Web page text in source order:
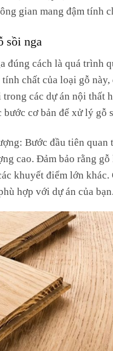
gian mang đậm tính
sồi nga
đúng cách là quá trình
chất của loại gỗ
các dự án nội thất
bước cơ bản để xử lý gỗ
Bước đầu tiên quan
cao. Đảm bảo rằng gỗ
khuyết điểm lớn khác.
hợp với dự án của bạn.